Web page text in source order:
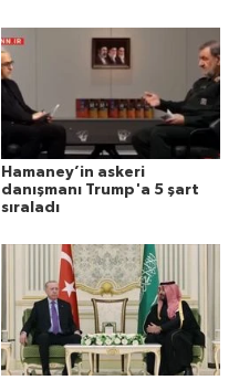
Hamaney’in askeri
danışmanı Trump'a 5 şart
sıraladı